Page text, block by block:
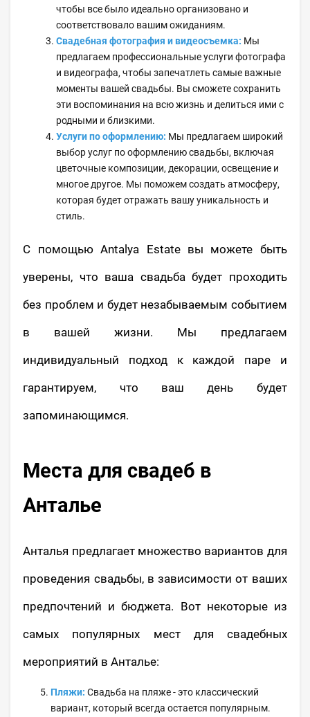
чтобы все было идеально организовано и
соответствовало вашим ожиданиям.
Свадебная фотография и видеосъемка: Мы
предлагаем профессиональные услуги фотографа
и видеографа, чтобы запечатлеть самые важные
моменты вашей свадьбы. Вы сможете сохранить
эти воспоминания на всю жизнь и делиться ими с
родными и близкими.
Услуги по оформлению: Мы предлагаем широкий
выбор услуг по оформлению свадьбы, включая
цветочные композиции, декорации, освещение и
многое другое. Мы поможем создать атмосферу,
которая будет отражать вашу уникальность и
стиль.
С помощью Antalya Estate вы можете быть
уверены, что ваша свадьба будет проходить
без проблем и будет незабываемым событием
в вашей жизни. Мы предлагаем
индивидуальный подход к каждой паре и
гарантируем, что ваш день будет
запоминающимся.
Места для свадеб в
Анталье
Анталья предлагает множество вариантов для
проведения свадьбы, в зависимости от ваших
предпочтений и бюджета. Вот некоторые из
самых популярных мест для свадебных
мероприятий в Анталье:
Пляжи: Свадьба на пляже - это классический
вариант, который всегда остается популярным.